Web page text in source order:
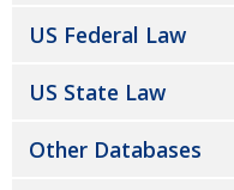
US Federal Law
US State Law
Other Databases